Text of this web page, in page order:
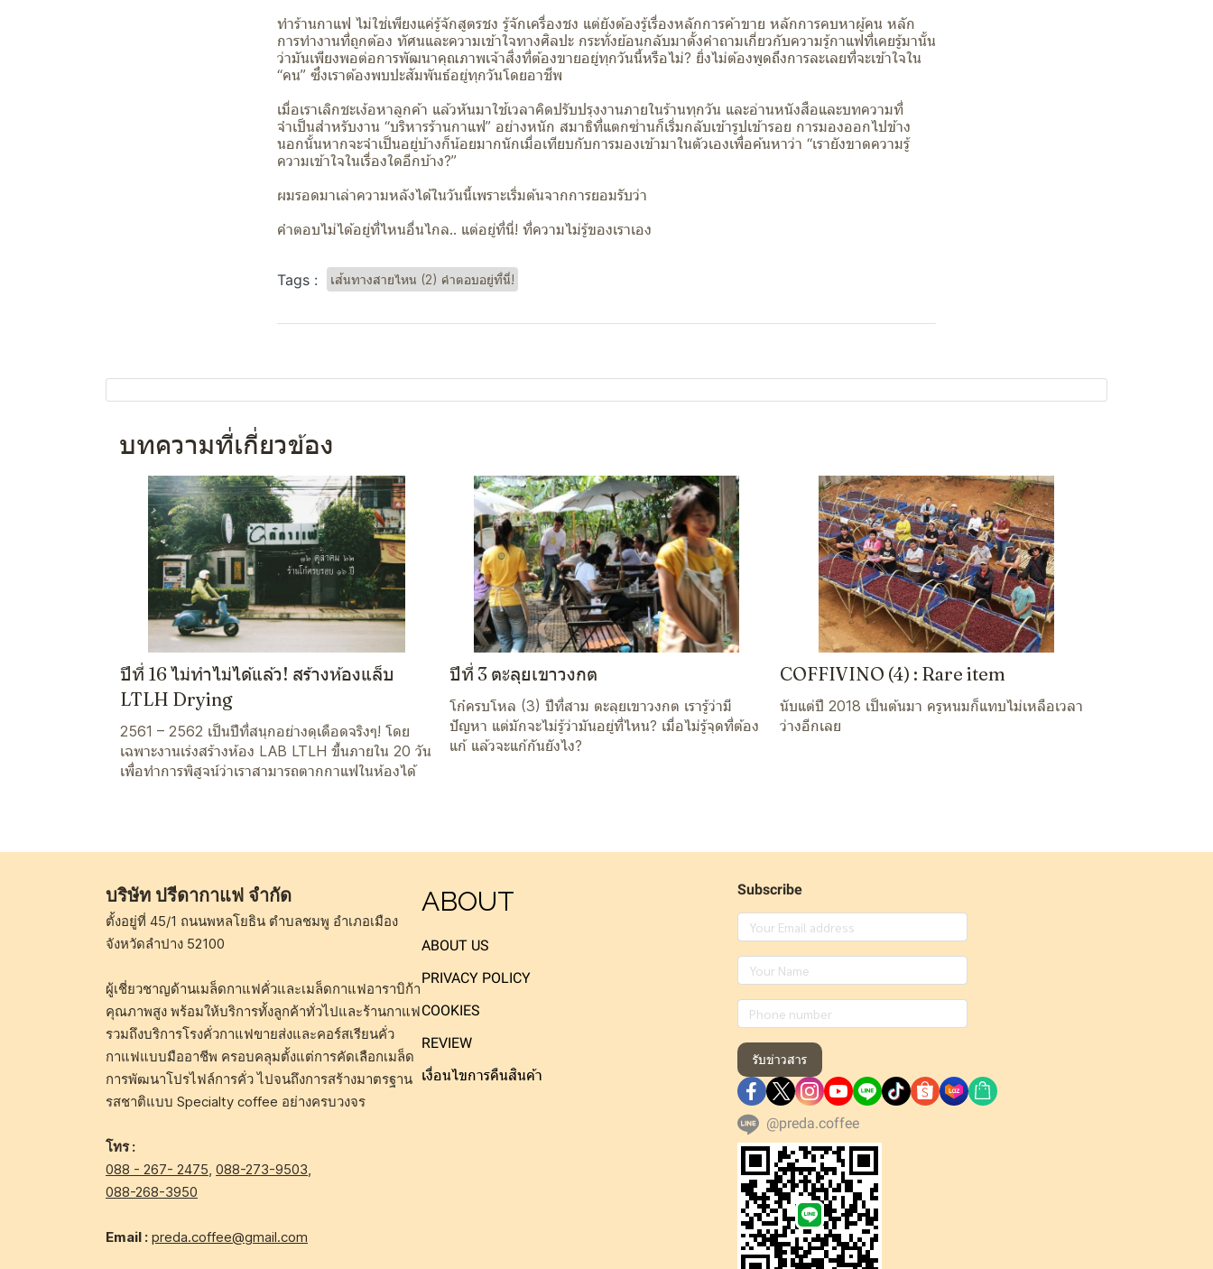
ทำร้านกาแฟ ไม่ใช่เพียงแค่รู้จักสูตรชง รู้จักเครื่องชง แต่ยังต้องรู้เรื่องหลักการค้าขาย หลักการคบหาผู้คน หลัก
การทำงานที่ถูกต้อง ทัศนและความเข้าใจทางศิลปะ กระทั่งย้อนกลับมาตั้งคำถามเกี่ยวกับความรู้กาแฟที่เคยรู้มานั้น
ว่ามันเพียงพอต่อการพัฒนาคุณภาพเจ้าสิ่งที่ต้องขายอยู่ทุกวันนี้หรือไม่? ยิ่งไม่ต้องพูดถึงการละเลยที่จะเข้าใจใน
“คน” ซึ่งเราต้องพบปะสัมพันธ์อยู่ทุกวันโดยอาชีพ
เมื่อเราเลิกชะเง้อหาลูกค้า แล้วหันมาใช้เวลาคิดปรับปรุงงานภายในร้านทุกวัน และอ่านหนังสือและบทความที่
จำเป็นสำหรับงาน “บริหารร้านกาแฟ” อย่างหนัก สมาธิที่แตกซ่านก็เริ่มกลับเข้ารูปเข้ารอย การมองออกไปข้าง
นอกนั้นหากจะจำเป็นอยู่บ้างก็น้อยมากนักเมื่อเทียบกับการมองเข้ามาในตัวเองเพื่อค้นหาว่า “เรายังขาดความรู้
ความเข้าใจในเรื่องใดอีกบ้าง?”
ผมรอดมาเล่าความหลังได้ในวันนี้เพราะเริ่มต้นจากการยอมรับว่า
คำตอบไม่ได้อยู่ที่ไหนอื่นไกล.. แต่อยู่ที่นี่! ที่ความไม่รู้ของเราเอง
Tags : เส้นทางสายไหน (2) คำตอบอยู่ที่นี่!
บทความที่เกี่ยวข้อง
ปีที่ 16 ไม่ทำไม่ได้แล้ว! สร้างห้องแล็บ
LTLH Drying
2561 – 2562 เป็นปีที่สนุกอย่างดุเดือดจริงๆ! โดย
เฉพาะงานเร่งสร้างห้อง LAB LTLH ขึ้นภายใน 20 วัน
เพื่อทำการพิสูจน์ว่าเราสามารถตากกาแฟในห้องได้
ปีที่ 3 ตะลุยเขาวงกต
โก๋ครบโหล (3) ปีที่สาม ตะลุยเขาวงกต เรารู้ว่ามี
ปัญหา แต่มักจะไม่รู้ว่ามันอยู่ที่ไหน? เมื่อไม่รู้จุดที่ต้อง
แก้ แล้วจะแก้กันยังไง?
COFFIVINO (4) : Rare item
นับแต่ปี 2018 เป็นต้นมา ครูหนมก็แทบไม่เหลือเวลา
ว่างอีกเลย
บริษัท ปรีดากาแฟ จำกัด
ตั้งอยู่ที่ 45/1 ถนนพหลโยธิน ตำบลชมพู อำเภอเมือง
จังหวัดลำปาง 52100
ผู้เชี่ยวชาญด้านเมล็ดกาแฟคั่วและเมล็ดกาแฟอาราบิก้า
คุณภาพสูง พร้อมให้บริการทั้งลูกค้าทั่วไปและร้านกาแฟ
รวมถึงบริการโรงคั่วกาแฟขายส่งและคอร์สเรียนคั่ว
กาแฟแบบมืออาชีพ ครอบคลุมตั้งแต่การคัดเลือกเมล็ด
การพัฒนาโปรไฟล์การคั่ว ไปจนถึงการสร้างมาตรฐาน
รสชาติแบบ Specialty coffee อย่างครบวงจร
โทร :
088 - 267- 2475, 088-273-9503,
088-268-3950
Email : preda.coffee@gmail.com
ABOUT
ABOUT US
PRIVACY POLICY
COOKIES
REVIEW
เงื่อนไขการคืนสินค้า
Subscribe
รับข่าวสาร
@preda.coffee